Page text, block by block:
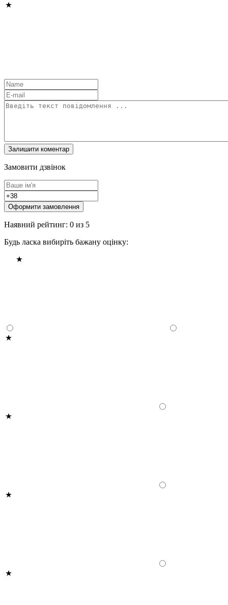
Замовити дзвінок
Оформити замовлення
Наявний рейтинг: 0 из 5
Будь ласка вибиріть бажану оцінку: